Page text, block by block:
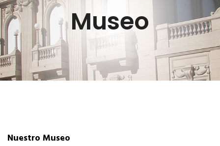
Museo
Nuestro Museo